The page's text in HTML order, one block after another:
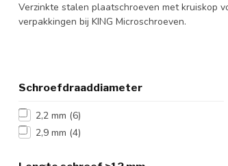
Verzinkte stalen plaatschroeven met kruiskop
verpakkingen bij KING Microschroeven.
Schroefdraaddiameter
2,2 mm (6)
2,9 mm (4)